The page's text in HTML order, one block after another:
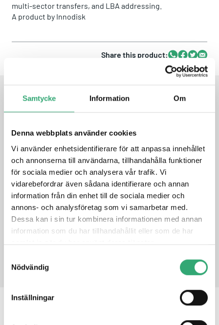
Samtycke Information Om
Denna webbplats använder cookies
Vi använder enhetsidentifierare för att anpassa innehållet
och annonserna till användarna, tillhandahålla funktioner
för sociala medier och analysera vår trafik. Vi
vidarebefordrar även sådana identifierare och annan
information från din enhet till de sociala medier och
annons- och analysföretag som vi samarbetar med.
Dessa kan i sin tur kombinera informationen med annan
information som du har tillhandahållit eller som de har
samlat in när du har använt deras tjänster.
Nödvändig
Inställningar
multi-sector transfers, and LBA addressing.
A product by Innodisk
Share this product:Whatsapp
Facebook
Twitter
Email
FEATURES
iSMART disk health monitoring
Intelligent error recovery system
Excellent data transfer speed
Write protection security
Enhanced power cycling management
DATASHEET
PRODUCT INQUIRY